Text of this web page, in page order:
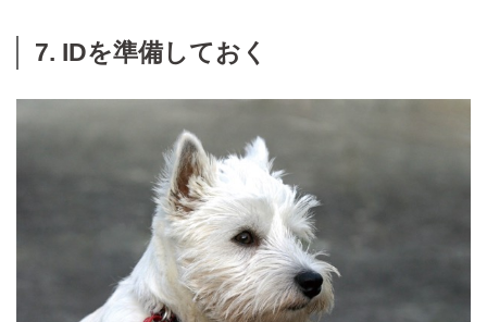
7. IDを準備しておく